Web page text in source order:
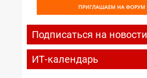
Подписаться на новости
ИТ-календарь